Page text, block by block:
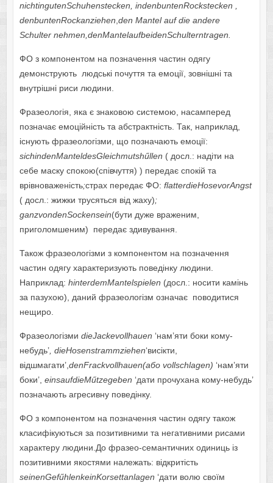
nichtingutenSchuhenstecken, indenbuntenRockstecken ,
denbuntenRockanziehen,den Mantel auf die andere
Schulter nehmen,denMantelaufbeidenSchulterntragen.
ФО з компонентом на позначення частин одягу
демонструють людські почуття та емоції, зовнішні та
внутрішні риси людини.
Фразеологія, яка є знаковою системою, насамперед
позначає емоційність та абстрактність. Так, наприклад,
існують фразеологізми, що позначають емоції:
sichindenManteldesGleichmutshűllen ( досл.: надіти на
себе маску спокою(співчуття) ) передає спокій та
врівноваженість;страх передає ФО: flatterdieHosevorAngst
( досл.: жижки трусяться від жаху);
ganzvondenSockensein(бути дуже враженим,
приголомшеним) передає здивування.
Також фразеологізми з компонентом на позначення
частин одягу характеризують поведінку людини.
Наприклад: hinterdemMantelspielen (досл.: носити камінь
за пазухою), даний фразеологізм означає поводитися
нещиро.
Фразеологізми dieJackevollhauen ‘нам’яти боки кому-
небудь’, dieHosenstrammziehen‘висікти,
відшмагати’,denFrackvollhauen(або vollschlagen) ‘нам’яти
боки’, einsaufdieMűtzegeben ‘дати прочухана кому-небудь’
позначають агресивну поведінку.
ФО з компонентом на позначення частин одягу також
класифікуються за позитивними та негативними рисами
характеру людини.До фразео-семантичних одиниць із
позитивними якостями належать: відкритість
seinenGefűhlenkeinKorsettanlagen ‘дати волю своїм